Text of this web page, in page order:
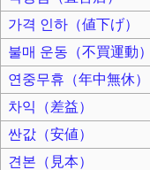
가격 인하（値下げ）
불매 운동（不買運動）
연중무휴（年中無休）
차익（差益）
싼값（安値）
견본（見本）